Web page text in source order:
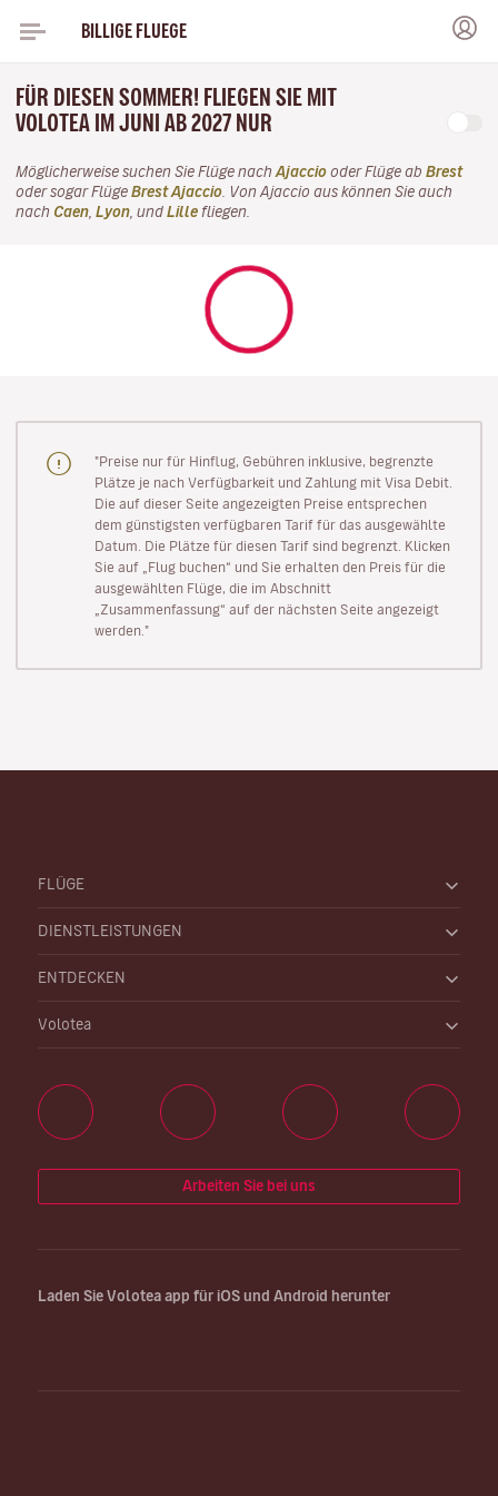
BILLIGE FLUEGE
FÜR DIESEN SOMMER! FLIEGEN SIE MIT
VOLOTEA IM JUNI AB 2027 NUR
Möglicherweise suchen Sie Flüge nach Ajaccio oder Flüge ab Brest
oder sogar Flüge Brest Ajaccio . Von Ajaccio aus können Sie auch
nach Caen Lyon , und Lille fliegen.
"Preise nur für Hinflug, Gebühren inklusive, begrenzte
Plätze je nach Verfügbarkeit und Zahlung mit Visa Debit.
Die auf dieser Seite angezeigten Preise entsprechen
dem günstigsten verfügbaren Tarif für das ausgewählte
Datum. Die Plätze für diesen Tarif sind begrenzt. Klicken
Sie auf „Flug buchen“ und Sie erhalten den Preis für die
ausgewählten Flüge, die im Abschnitt
„Zusammenfassung“ auf der nächsten Seite angezeigt
werden."
FLÜGE
DIENSTLEISTUNGEN
ENTDECKEN
Volotea
Arbeiten Sie bei uns
Laden Sie Volotea app für iOS und Android herunter